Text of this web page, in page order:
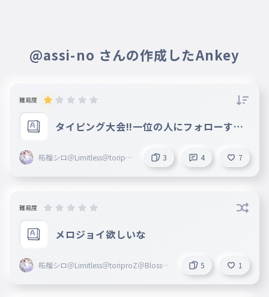
@assi-no さんの作成したAnkey
難易度
タイピング大会!!一位の人にフォローする
柘榴シロ＠Limitless＠toripro
3 4 7
難易度
メロジョイ欲しいな
柘榴シロ＠Limitless＠toriproZ＠Blosso
5 1